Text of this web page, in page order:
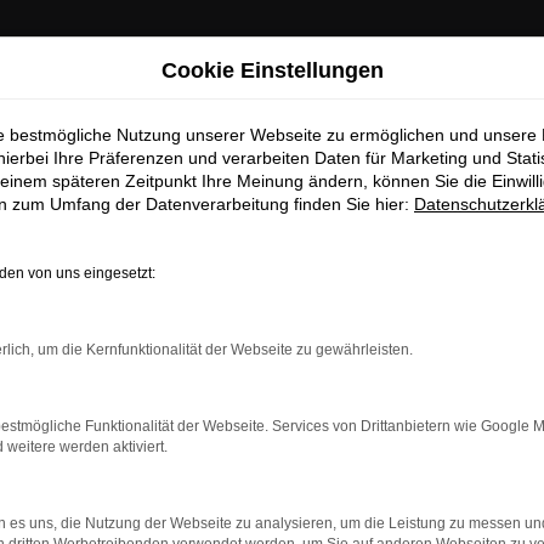
Top Angebote
in Berlin
über die Bühne bringen möchte, entscheidet sich für
als auch Familien den passenden Komfort. Sowohl das
ist es nicht weit bis ins Autohaus Böttche und somit direkt zu
Jahren in der Automobilbranche.
Cookie Einstellungen
bestmögliche Nutzung unserer Webseite zu ermöglichen und unsere
Ihre Präferenzen und verarbeiten Daten für Marketing und
späteren Zeitpunkt Ihre Meinung ändern, können Sie die
zum Umfang der Datenverarbeitung finden Sie hier:
von uns eingesetzt:
um die Kernfunktionalität der Webseite zu gewährleisten.
Funktionalität der Webseite. Services von Drittanbietern wie Google
weitere werden aktiviert.
es uns, die Nutzung der Webseite zu analysieren, um die Leistung zu messen